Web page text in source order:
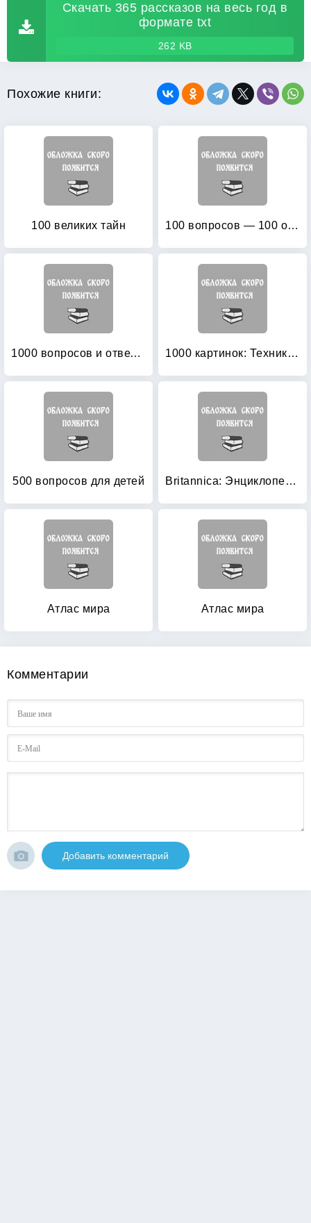
Скачать 365 рассказов на весь год в
формате txt
262 KB
Похожие книги:
100 великих тайн 100 вопросов — 100 ответов
1000 вопросов и ответов: Энциклопедия для эрудитов 1000 картинок: Техника мира
500 вопросов для детей Britannica: Энциклопедия для детей. Космос. Земля. Наука. Техника
Атлас мира Атлас мира
Комментарии